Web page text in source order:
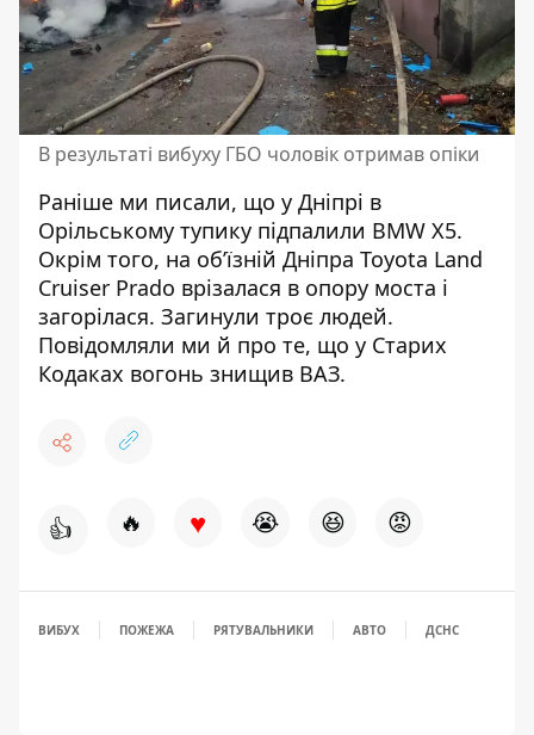
В результаті вибуху ГБО чоловік отримав опіки
Раніше ми писали, що у Дніпрі в
Орільському тупику підпалили BMW X5.
Окрім того, на об’їзній Дніпра Toyota Land
Cruiser Prado врізалася в опору моста і
загорілася. Загинули троє людей.
Повідомляли ми й про те, що у Старих
Кодаках вогонь знищив ВАЗ.
👍 🔥 ♥ 😭 😆 😡
ВИБУХ ПОЖЕЖА РЯТУВАЛЬНИКИ АВТО ДСНС